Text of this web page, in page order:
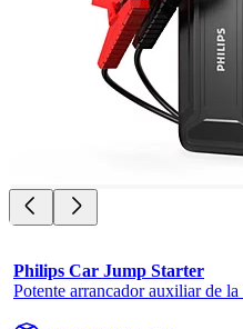
Philips Car Jump Starter
Potente arrancador auxiliar de la